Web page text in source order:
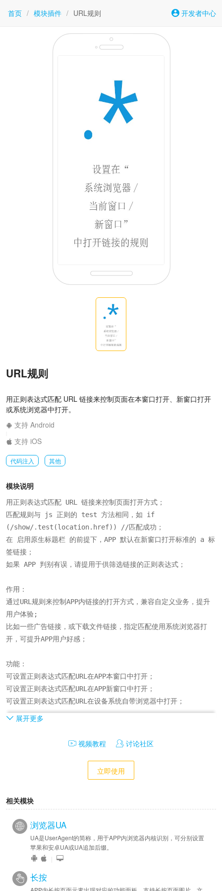
首页 / 模块插件 / URL规则 开发者中心
URL规则
用正则表达式匹配 URL 链接来控制页面在本窗口打开、新窗口打开
或系统浏览器中打开。
支持 Android
支持 iOS
代码注入 其他
模块说明
用正则表达式匹配 URL 链接来控制页面打开方式；
匹配规则与 js 正则的 test 方法相同，如 if
(/show/.test(location.href)) //匹配成功；
在 启用原生标题栏 的前提下，APP 默认在新窗口打开标准的 a 标
签链接；
如果 APP 判别有误，请提用于供筛选链接的正则表达式；
作用：
通过URL规则来控制APP内链接的打开方式，兼容自定义业务，提升
用户体验;
比如一些广告链接，或下载文件链接，指定匹配使用系统浏览器打
开，可提升APP用户好感；
功能：
可设置正则表达式匹配URL在APP本窗口中打开；
可设置正则表达式匹配URL在APP新窗口中打开；
可设置正则表达式匹配URL在设备系统自带浏览器中打开；
提供xapp-target链控方案，通过URL添加后缀来实现自定义；
展开更多
视频教程 讨论社区
立即使用
相关模块
浏览器UA
UA是UserAgent的简称，用于APP内浏览器内核识别，可分别设置
苹果和安卓UA或UA追加后缀。
|
长按